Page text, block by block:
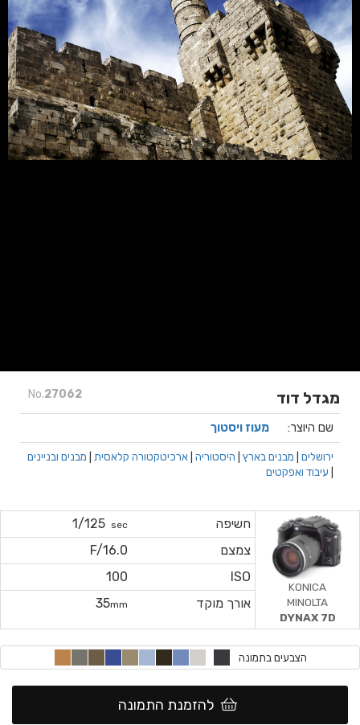
No.27062 מגדל דוד
שם היוצר: מעוז ויסטוך
ירושלים מבנים בארץ היסטוריה ארכיטקטורה קלאסית
מבנים ובניינים
עיבוד ואפקטים
חשיפה sec
1/125
צמצם
F/16.0
ISO
100
אורך מוקד
35mm
KONICA
MINOLTA
DYNAX 7D
הצבעים בתמונה
להזמנת התמונה